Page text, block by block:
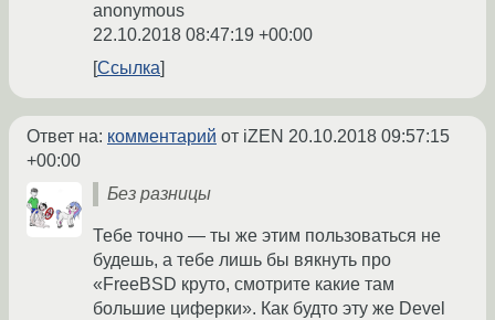
anonymous
22.10.2018 08:47:19 +00:00
Ссылка
Ответ на: комментарий от iZEN 20.10.2018 09:57:15
+00:00
Без разницы
Тебе точно — ты же этим пользоваться не
будешь, а тебе лишь бы вякнуть про
«FreeBSD круто, смотрите какие там
большие циферки». Как будто эту же Devel